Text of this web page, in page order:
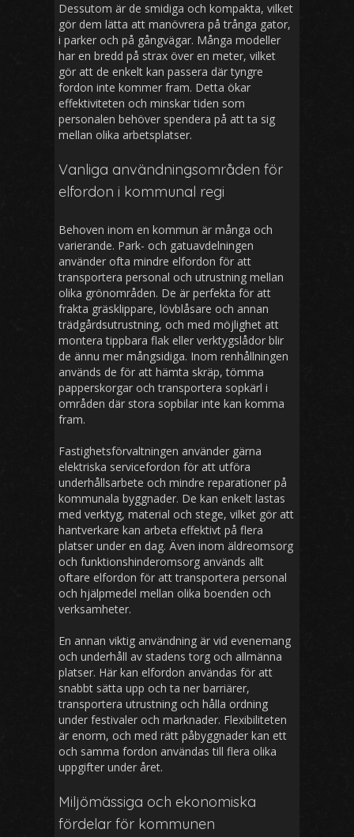
Dessutom är de smidiga och kompakta, vilket
gör dem lätta att manövrera på trånga gator,
i parker och på gångvägar. Många modeller
har en bredd på strax över en meter, vilket
gör att de enkelt kan passera där tyngre
fordon inte kommer fram. Detta ökar
effektiviteten och minskar tiden som
personalen behöver spendera på att ta sig
mellan olika arbetsplatser.
Vanliga användningsområden för
elfordon i kommunal regi
Behoven inom en kommun är många och
varierande. Park- och gatuavdelningen
använder ofta mindre elfordon för att
transportera personal och utrustning mellan
olika grönområden. De är perfekta för att
frakta gräsklippare, lövblåsare och annan
trädgårdsutrustning, och med möjlighet att
montera tippbara flak eller verktygslådor blir
de ännu mer mångsidiga. Inom renhållningen
används de för att hämta skräp, tömma
papperskorgar och transportera sopkärl i
områden där stora sopbilar inte kan komma
fram.
Fastighetsförvaltningen använder gärna
elektriska servicefordon för att utföra
underhållsarbete och mindre reparationer på
kommunala byggnader. De kan enkelt lastas
med verktyg, material och stege, vilket gör att
hantverkare kan arbeta effektivt på flera
platser under en dag. Även inom äldreomsorg
och funktionshinderomsorg används allt
oftare elfordon för att transportera personal
och hjälpmedel mellan olika boenden och
verksamheter.
En annan viktig användning är vid evenemang
och underhåll av stadens torg och allmänna
platser. Här kan elfordon användas för att
snabbt sätta upp och ta ner barriärer,
transportera utrustning och hålla ordning
under festivaler och marknader. Flexibiliteten
är enorm, och med rätt påbyggnader kan ett
och samma fordon användas till flera olika
uppgifter under året.
Miljömässiga och ekonomiska
fördelar för kommunen